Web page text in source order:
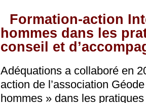
Formation-action
hommes dans les
conseil et
Adéquations a collaboré en
action de l’association
hommes » dans les